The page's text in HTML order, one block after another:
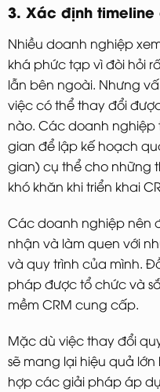
3. Xác định
Nhiều doanh nghiệp
khá phức tạp vì đòi hỏi
lẫn bên ngoài. Nhưng
việc có thể thay đổi
nào. Các doanh
gian để lập kế hoạch
gian) cụ thể cho những
khó khăn khi triển khai
Các doanh nghiệp nên
nhận và làm quen với
và quy trình của mình.
pháp được tổ chức và
mềm CRM cung cấp.
Mặc dù việc thay đổi
sẽ mang lại hiệu quả
hợp các giải pháp áp